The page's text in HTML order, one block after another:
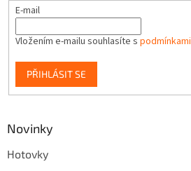
E-mail
Vložením e-mailu souhlasíte s
PŘIHLÁSIT SE
Novinky
Hotovky